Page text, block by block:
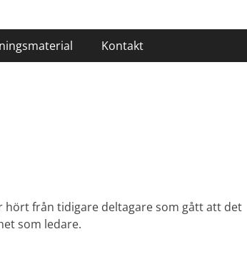
Kontakt
hört från tidigare deltagare som gått att det
som ledare.